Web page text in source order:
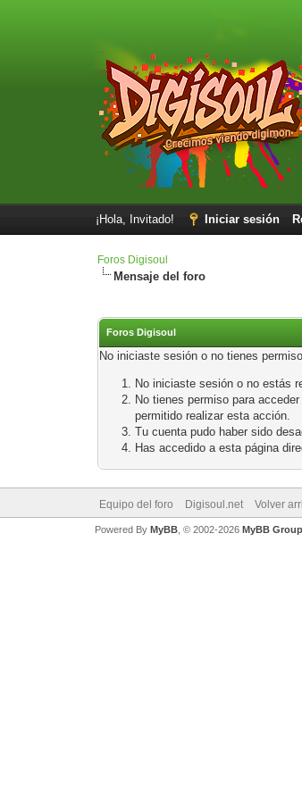
¡Hola, Invitado! Iniciar sesión
Foros Digisoul
Mensaje del foro
Foros Digisoul
No iniciaste sesión o no tienes
No iniciaste sesión o no estás
No tienes permiso para
permitido realizar esta acción.
Tu cuenta pudo haber sido
Has accedido a esta página
Equipo del foro Digisoul.net Volver
Powered By MyBB, © 2002-2026 MyBB Group